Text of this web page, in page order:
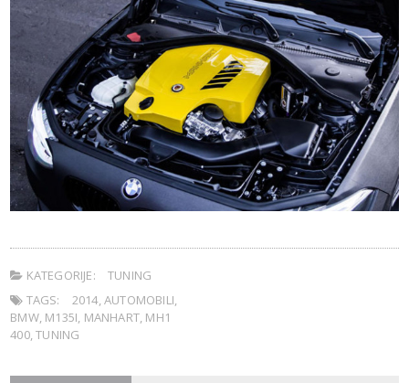
KATEGORIJE:
TUNING
TAGS:
2014,AUTOMOBILI,
BMW, M135I, MANHART, MH1
400,TUNING